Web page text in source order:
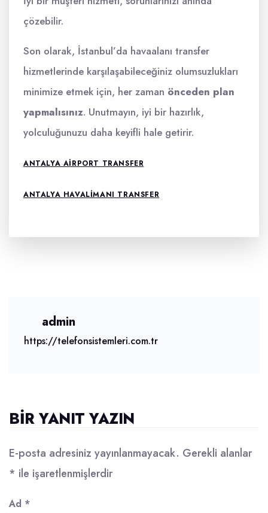
çözebilir.
Son olarak, İstanbul’da havaalanı transfer
hizmetlerinde karşılaşabileceğiniz olumsuzlukları
minimize etmek için, her zaman önceden plan
yapmalısınız. Unutmayın, iyi bir hazırlık,
yolculuğunuzu daha keyifli hale getirir.
ANTALYA AIRPORT TRANSFER
ANTALYA HAVALIMANI TRANSFER
admin
https://telefonsistemleri.com.tr
BIR YANIT YAZIN
E-posta adresiniz yayınlanmayacak. Gerekli alanlar
* ile işaretlenmişlerdir
Ad *